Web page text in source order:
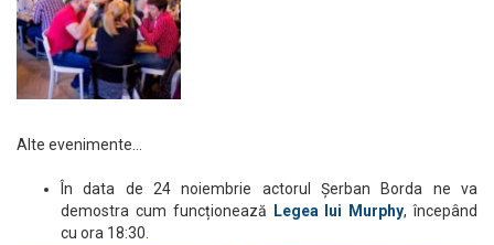
Alte evenimente…
În data de 24 noiembrie actorul Șerban Borda ne va
demostra cum funcționează
Legea lui Murphy, începând
cu ora 18:30.